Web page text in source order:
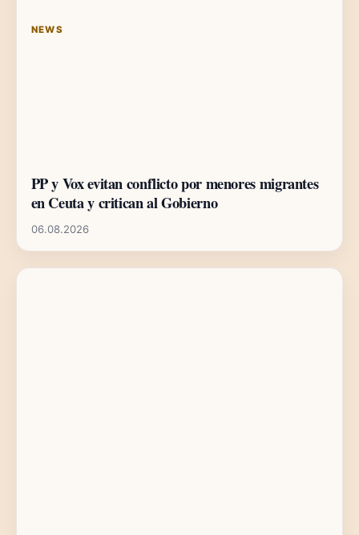
NEWS
PP y Vox evitan conflicto por menores migrantes
en Ceuta y critican al Gobierno
06.08.2026